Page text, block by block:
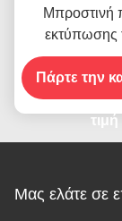
Μπροστινή
εκτύπωσης
υψηλής
προϊόν σε
Πάρτε την
τιμή
Μας ελάτε σε